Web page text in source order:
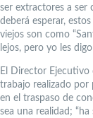
ser extractores a ser
deberá esperar,
viejos son como
lejos, pero yo les
El Director Ejecutivo
trabajo realizado por
en el traspaso de
sea una realidad;